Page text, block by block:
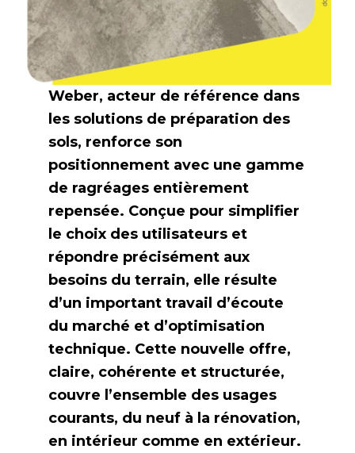
Weber, acteur de référence dans
les solutions de préparation des
sols, renforce son
positionnement avec une gamme
de ragréages entièrement
repensée. Conçue pour simplifier
le choix des utilisateurs et
répondre précisément aux
besoins du terrain, elle résulte
d’un important travail d’écoute
du marché et d’optimisation
technique. Cette nouvelle offre,
claire, cohérente et structurée,
couvre l’ensemble des usages
courants, du neuf à la rénovation,
en intérieur comme en extérieur.